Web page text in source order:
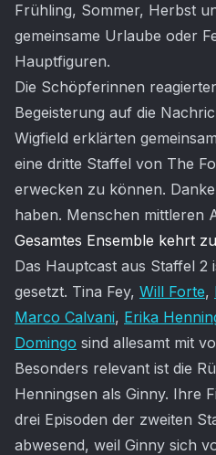
Frühling, Sommer, Herbst
gemeinsame Urlaube oder
Hauptfiguren.
Die Schöpferinnen
Begeisterung auf die
Wigfield erklärten
eine dritte Staffel von The
erwecken zu können.
haben. Menschen mittleren
Gesamtes Ensemble kehrt
Das Hauptcast aus Staffel
gesetzt. Tina Fey, Will Forte,
Marco Calvani, Erika
Domingo sind allesamt mit
Besonders relevant ist die
Henningsen als Ginny. Ihre
drei Episoden der zweiten
abwesend, weil Ginny sich